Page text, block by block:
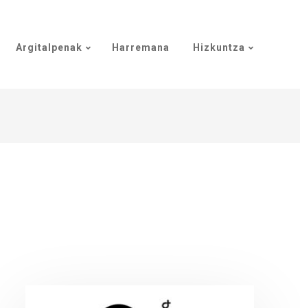
Argitalpenak Harremana Hizkuntza